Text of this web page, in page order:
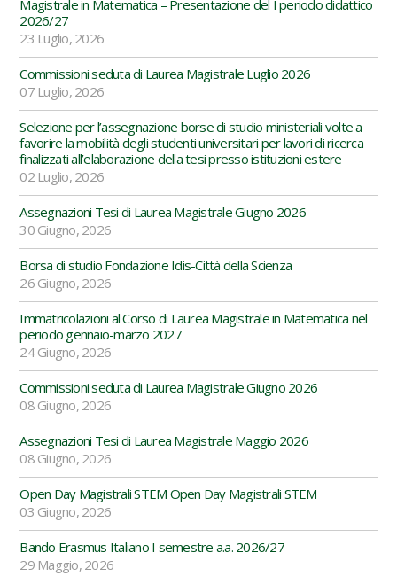
Magistrale in Matematica – Presentazione del I periodo didattico
2026/27
23 Luglio, 2026
Commissioni seduta di Laurea Magistrale Luglio 2026
07 Luglio, 2026
Selezione per l’assegnazione borse di studio ministeriali volte a
favorire la mobilità degli studenti universitari per lavori di ricerca
finalizzati all’elaborazione della tesi presso istituzioni estere
02 Luglio, 2026
Assegnazioni Tesi di Laurea Magistrale Giugno 2026
30 Giugno, 2026
Borsa di studio Fondazione Idis-Città della Scienza
26 Giugno, 2026
Immatricolazioni al Corso di Laurea Magistrale in Matematica nel
periodo gennaio-marzo 2027
24 Giugno, 2026
Commissioni seduta di Laurea Magistrale Giugno 2026
08 Giugno, 2026
Assegnazioni Tesi di Laurea Magistrale Maggio 2026
08 Giugno, 2026
Open Day Magistrali STEM Open Day Magistrali STEM
03 Giugno, 2026
Bando Erasmus Italiano I semestre a.a. 2026/27
29 Maggio, 2026